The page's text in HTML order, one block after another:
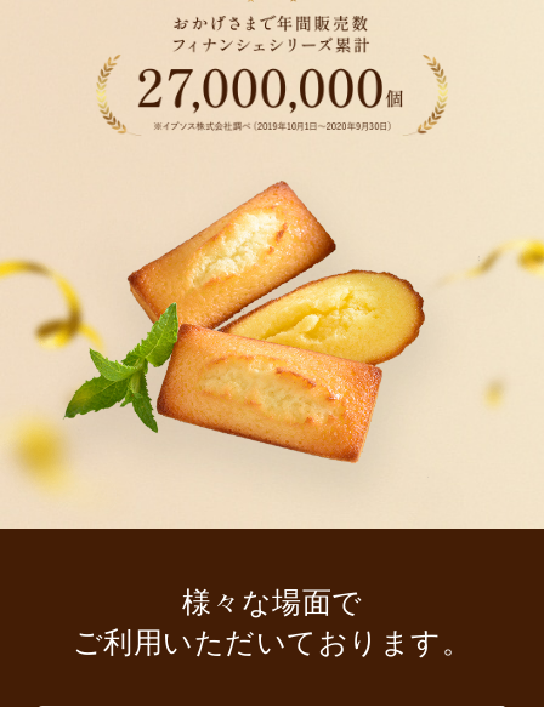
様々な場面で
ご利用いただいております。